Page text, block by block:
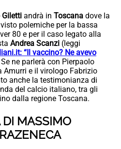
Giletti andrà in Toscana dove la
polemiche per la bassa
80 e per il caso legato alla
Andrea Scanzi (leggi
“Il vaccino? Ne avevo
Se ne parlerà con Pierpaolo
Amurri e il virologo Fabrizio
anche la testimonianza di
del calcio italiano, tra gli
dalla regione Toscana.
DI MASSIMO